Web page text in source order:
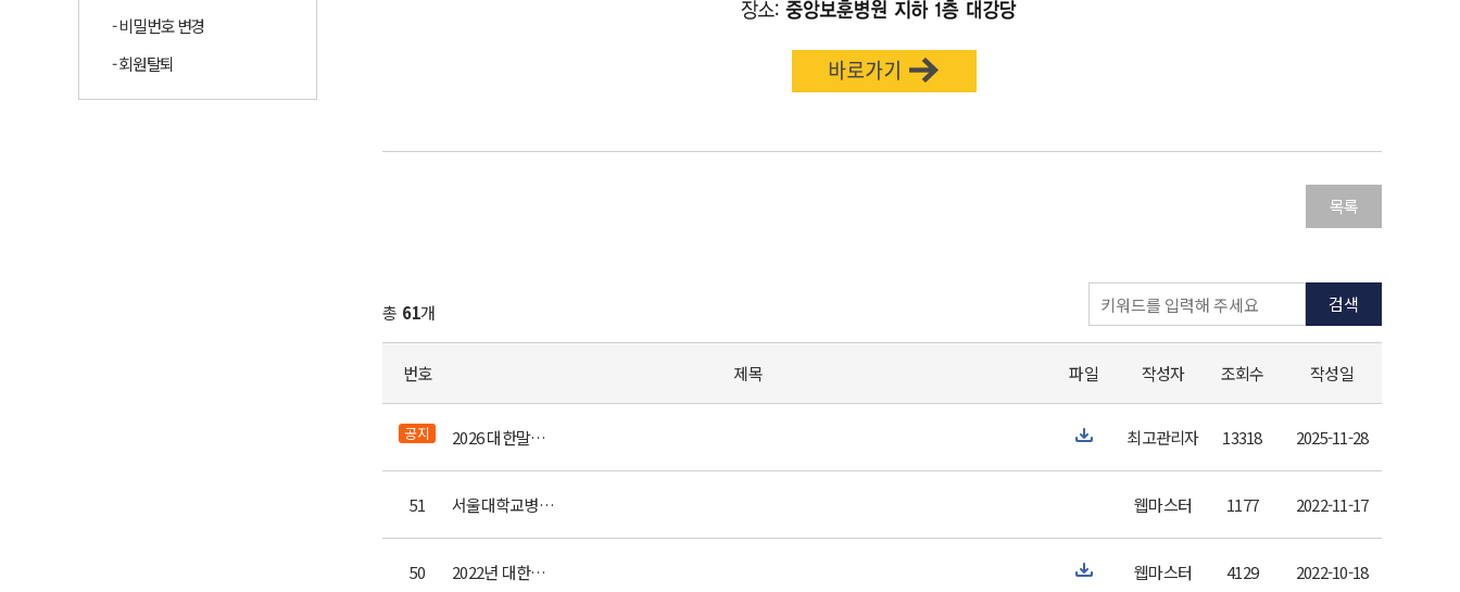
- 비밀번호 변경
- 회원탈퇴
목록
검색
총 61개
번호 제목 파일 작성자 조회수 작성일
공지 2026 대한말초신경학회 제17회 정기학술대회 (행사일: 1/18,일) 최고관리자 13318 2025-11-28
51 서울대학교병원 중환자의학과(신경외과) 에서는 함께 미래를 열어갈 능력 있는 임상강사를 초빙합니다 웹마스터 1177 2022-11-17
50 2022년 대한신경외과의사회 제34차 추계학술대회 웹마스터 4129 2022-10-18